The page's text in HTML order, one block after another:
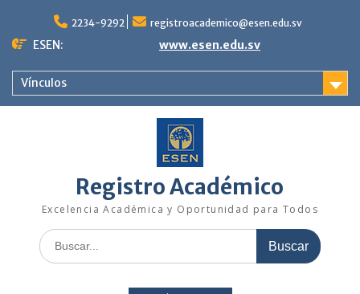
contenido
2234-9292 registroacademico@esen.edu.sv
ESEN: www.esen.edu.sv
Vínculos
Registro Académico
Excelencia Académica y Oportunidad para Todos
Buscar: